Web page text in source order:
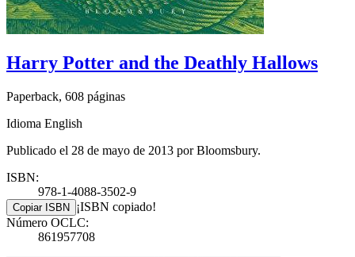
Harry Potter and the Deathly Hallows
Paperback, 608 páginas
Idioma English
Publicado el 28 de mayo de 2013 por Bloomsbury.
ISBN:
978-1-4088-3502-9
Copiar ISBN
¡ISBN copiado!
Número OCLC:
861957708